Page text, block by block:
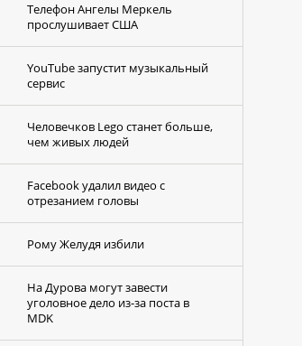
Телефон Ангелы Меркель
прослушивает США
YouTube запустит музыкальный
сервис
Человечков Lego станет больше,
чем живых людей
Facebook удалил видео с
отрезанием головы
Рому Желудя избили
На Дурова могут завести
уголовное дело из-за поста в
MDK